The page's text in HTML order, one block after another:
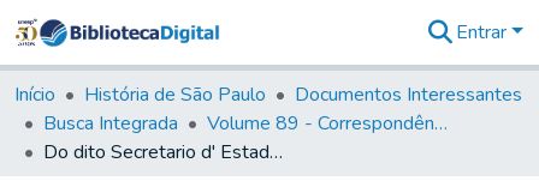
&
Coleções
Tudo na
Biblioteca
Entrar
Início História de São Paulo
Documentos Interessantes
Busca Integrada
Volume 89 - Correspondência do então Governador e Capitão General de São Paulo, Antonio Manoel de Mello Castro (1797-1802)
Do dito Secretario d' Estado sobre o General informar a conta dada pelo intendente Joaquim Manoel do Couto.